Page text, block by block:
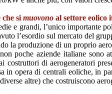
si muovono al settore eolico
e grandi, l’unico importante
l’esordio sul mercato del
la produzione di un proprio
poche aziende italiane
costruttori di aerogeneratori
in opera di centrali eoliche, in
altre) che costruiscono